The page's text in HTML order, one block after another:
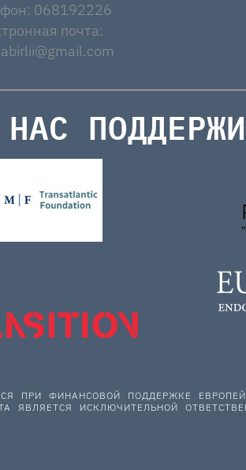
068192226
почта:
НАС
ПРИ ФИНАНСОВОЙ ПОДДЕРЖКЕ
ЯВЛЯЕТСЯ ИСКЛЮЧИТЕЛЬНОЙ